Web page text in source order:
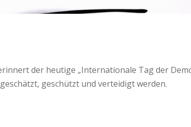
der heutige „Internationale Tag der
geschützt und verteidigt werden.